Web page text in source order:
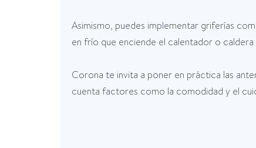
Asimismo, puedes implementar griferías
en frío que enciende el calentador o
Corona te invita a poner en práctica las
cuenta factores como la comodidad y el